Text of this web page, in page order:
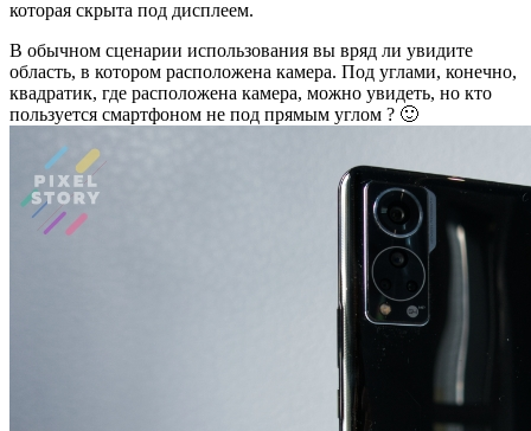
которая скрыта под дисплеем.
В обычном сценарии использования вы вряд ли увидите
область, в котором расположена камера. Под углами, конечно,
квадратик, где расположена камера, можно увидеть, но кто
пользуется смартфоном не под прямым углом ? 🙂